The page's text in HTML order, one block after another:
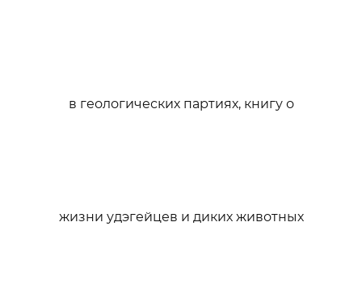
в геологических партиях, книгу о
жизни удэгейцев и диких животных